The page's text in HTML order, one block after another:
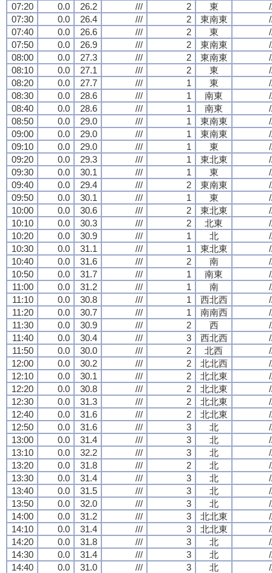
07:20
0.0 26.2 /// 2 東
07:30
0.0 26.4 /// 2 東南東
07:40
0.0 26.6 /// 2 東
07:50
0.0 26.9 /// 2 東南東
08:00
0.0 27.3 /// 2 東南東
08:10
0.0 27.1 /// 2 東
08:20
0.0 27.7 /// 1 東
08:30
0.0 28.6 /// 1 南東
08:40
0.0 28.6 /// 1 南東
08:50
0.0 29.0 /// 1 東南東
09:00
0.0 29.0 /// 1 東南東
09:10
0.0 29.0 /// 1 東
09:20
0.0 29.3 /// 1 東北東
09:30
0.0 30.1 /// 1 東
09:40
0.0 29.4 /// 2 東南東
09:50
0.0 30.1 /// 1 東
10:00
0.0 30.6 /// 2 東北東
10:10
0.0 30.3 /// 2 北東
10:20
0.0 30.9 /// 1 北
10:30
0.0 31.1 /// 1 東北東
10:40
0.0 31.6 /// 2 南
10:50
0.0 31.7 /// 1 南東
11:00
0.0 31.2 /// 1 南
11:10
0.0 30.8 /// 1 西北西
11:20
0.0 30.7 /// 1 南南西
11:30
0.0 30.9 /// 2 西
11:40
0.0 30.4 /// 3 西北西
11:50
0.0 30.0 /// 2 北西
12:00
0.0 30.2 /// 2 北北西
12:10
0.0 30.1 /// 2 北北東
12:20
0.0 30.8 /// 2 北北東
12:30
0.0 31.3 /// 2 北北東
12:40
0.0 31.6 /// 2 北北東
12:50
0.0 31.6 /// 3 北
13:00
0.0 31.4 /// 3 北
13:10
0.0 32.2 /// 3 北
13:20
0.0 31.8 /// 2 北
13:30
0.0 31.4 /// 3 北
13:40
0.0 31.5 /// 3 北
13:50
0.0 32.0 /// 3 北
14:00
0.0 31.2 /// 3 北北東
14:10
0.0 31.4 /// 3 北北東
14:20
0.0 31.8 /// 3 北
14:30
0.0 31.4 /// 3 北
14:40
0.0 31.0 /// 3 北